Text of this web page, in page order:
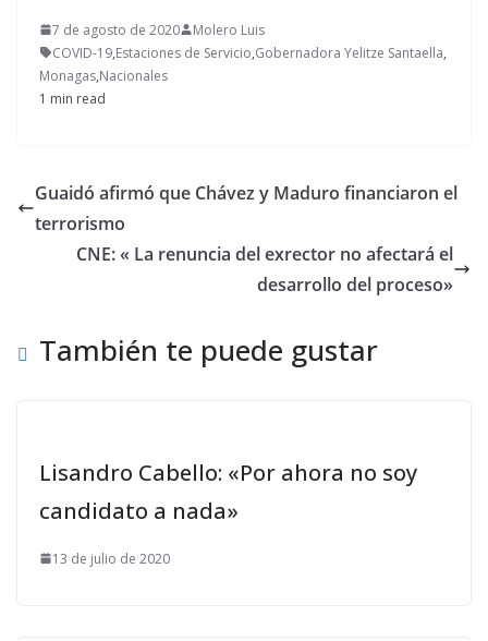
7 de agosto de 2020
Molero Luis
COVID-19,Estaciones de Servicio,Gobernadora Yelitze Santaella,
Monagas,Nacionales
1 min read
Guaidó afirmó que Chávez y Maduro financiaron el
terrorismo
CNE: « La renuncia del exrector no afectará el
desarrollo del proceso»
También te puede gustar
Lisandro Cabello: «Por ahora no soy
candidato a nada»
13 de julio de 2020